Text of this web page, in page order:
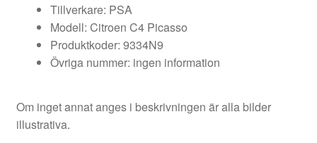
Tillverkare: PSA
Modell: Citroen C4 Picasso
Produktkoder: 9334N9
Övriga nummer: ingen information
Om inget annat anges i beskrivningen är alla bilder
illustrativa.